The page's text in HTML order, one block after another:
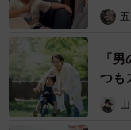
「
つも